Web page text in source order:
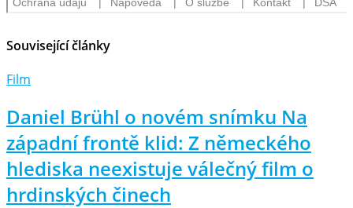
Související články
Film
Daniel Brühl o novém snímku Na
západní frontě klid: Z německého
hlediska neexistuje válečný film o
hrdinských činech